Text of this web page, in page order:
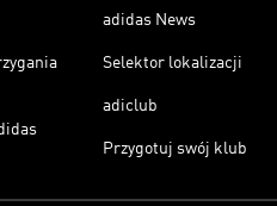
adidas News
Selektor lokalizacji
adiclub
Przygotuj swój klub